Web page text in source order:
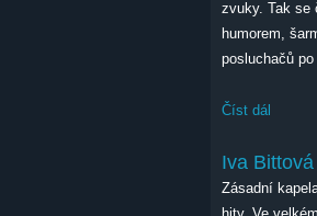
zvuky. Tak se
humorem,
posluchačů
Číst dál
Iva
Zásadní